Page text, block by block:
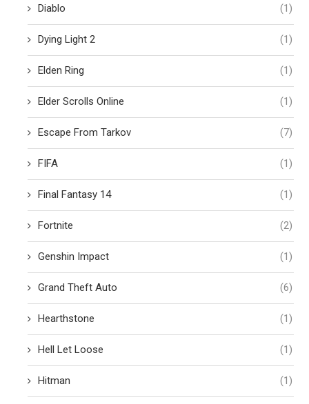
Diablo (1)
Dying Light 2 (1)
Elden Ring (1)
Elder Scrolls Online (1)
Escape From Tarkov (7)
FIFA (1)
Final Fantasy 14 (1)
Fortnite (2)
Genshin Impact (1)
Grand Theft Auto (6)
Hearthstone (1)
Hell Let Loose (1)
Hitman (1)